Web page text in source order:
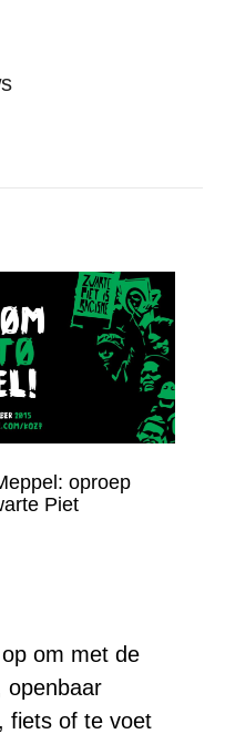
oproep
Piet
om met de
openbaar
fiets of te voet